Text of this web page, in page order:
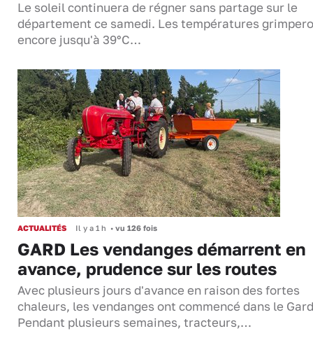
Le soleil continuera de régner sans partage sur le
département ce samedi. Les températures
encore jusqu'à 39°C…
ACTUALITÉS Il y a 1 h • vu 126 fois
GARD Les vendanges démarrent en
avance, prudence sur les routes
Avec plusieurs jours d'avance en raison des fortes
chaleurs, les vendanges ont commencé dans le
Pendant plusieurs semaines, tracteurs,…